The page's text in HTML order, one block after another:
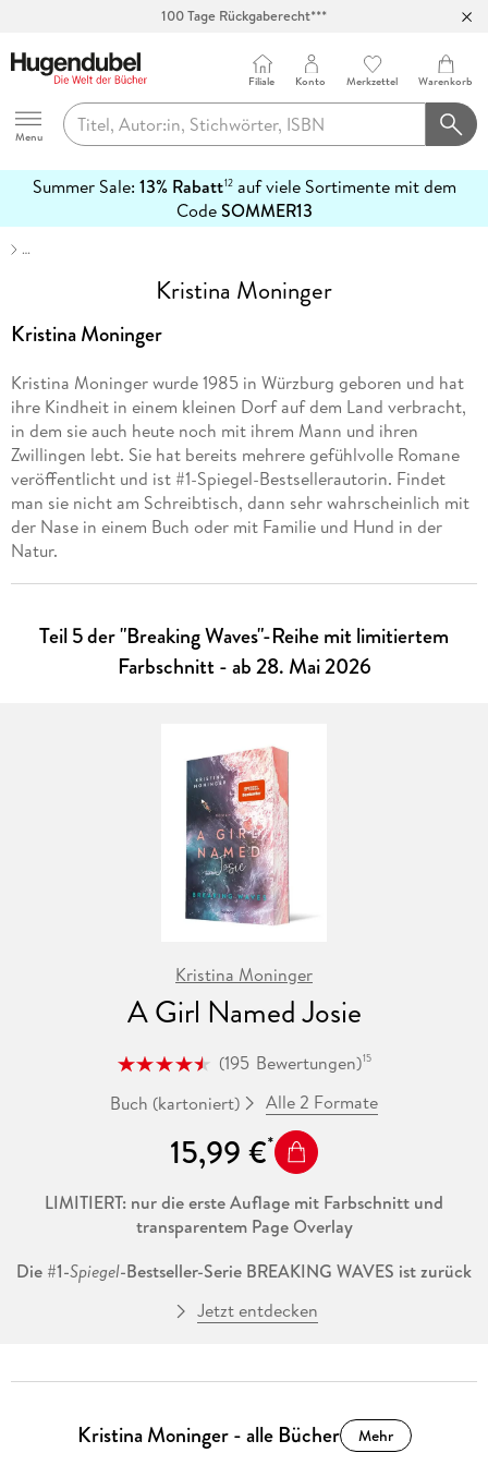
100 Tage Rückgaberecht***
Hugendubel
Menu
Filiale Konto Merkzettel Warenkorb
Summer Sale: 13% Rabatt12auf viele Sortimente mit dem
CodeSOMMER13
erfahren
…
Kristina Moninger
Kristina Moninger
Kristina Moninger wurde 1985 in Würzburg geboren und hat
ihre Kindheit in einem kleinen Dorf auf dem Land verbracht,
in dem sie auch heute noch mit ihrem Mann und ihren
Zwillingen lebt. Sie hat bereits mehrere gefühlvolle Romane
veröffentlicht und ist #1-Spiegel-Bestsellerautorin. Findet
man sie nicht am Schreibtisch, dann sehr wahrscheinlich mit
der Nase in einem Buch oder mit Familie und Hund in der
Natur.
Teil 5 der "Breaking Waves"-Reihe mit limitiertem
Farbschnitt - ab 28. Mai 2026
Kristina Moninger
A Girl Named Josie
(195 Bewertungen)15
Buch (kartoniert) Alle 2 Formate
15,99 €
LIMITIERT: nur die erste Auflage mit Farbschnitt und
transparentem Page Overlay
Die #1-Spiegel-Bestseller-Serie BREAKING WAVES ist zurück
Fünf Freundinnen. Fünf Liebesgeschichten. Eine große Schuld.
sie sich fernab ihres Ruhms als Kinderstar ein Leben
Surfcamp auf Harbour Bridge in Not geraten, trifft sie die
folgenschwere Entscheidung, nicht mehr davonzulaufen. Sie
Jetzt entdecken
Kristina Moninger - alle Bücher Mehr